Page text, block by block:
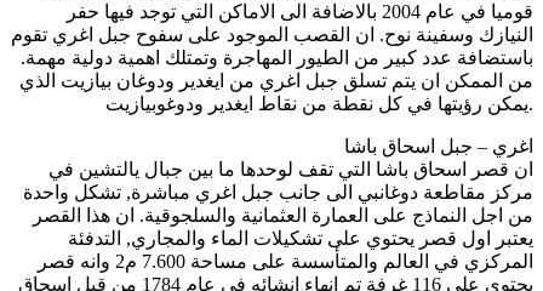
قوميا في عام 2004 بالاضافة الى الاماكن التي توجد فيها حفر
النيازك وسفينة نوح. ان القصب الموجود على سفوح جبل اغري تقوم
باستضافة عدد كبير من الطيور المهاجرة وتمتلك اهمية دولية مهمة.
من الممكن ان يتم تسلق جبل اغري من ايغدير ودوغان بيازيت الذي
يمكن رؤيتها في كل نقطة من نقاط ايغدير ودوغوبيازيت.
اغري – جبل اسحاق باشا
ان قصر اسحاق باشا التي تقف لوحدها ما بين جبال يالتشين في
مركز مقاطعة دوغانبي الى جانب جبل اغري مباشرة, تشكل واحدة
من اجل النماذج على العمارة العثمانية والسلجوقية. ان هذا القصر
يعتبر اول قصر يحتوي على تشكيلات الماء والمجاري, التدفئة
المركزي في العالم والمتأسسة على مساحة 7.600 م2 وانه قصر
يحتوي على 116 غرفة تم انهاء انشائه في عام 1784 من قبل اسحاق